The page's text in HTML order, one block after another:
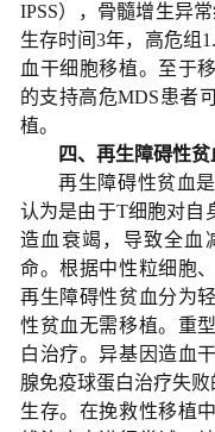
IPSS），骨髓增生异
生存时间3年，高危组
血干细胞移植。至于
的支持高危MDS患者
植。
四、再生障碍性贫
再生障碍性贫血
认为是由于T细胞对自
造血衰竭，导致全血
命。根据中性粒细胞
再生障碍性贫血分为
性贫血无需移植。重
白治疗。异基因造血
腺免疫球蛋白治疗失
生存。在挽救性移植